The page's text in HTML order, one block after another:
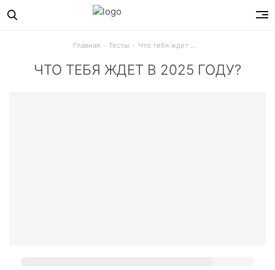
Главная Тесты
ЧТО ТЕБЯ ЖДЕТ В 2025 ГОДУ?